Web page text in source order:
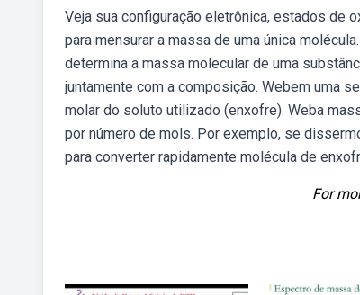
Veja sua configuração eletrônica, estados de
para mensurar a massa de uma única
determina a massa molecular de uma
juntamente com a composição. Webem uma
molar do soluto utilizado (enxofre). Weba
por número de mols. Por exemplo, se
para converter rapidamente molécula de
For